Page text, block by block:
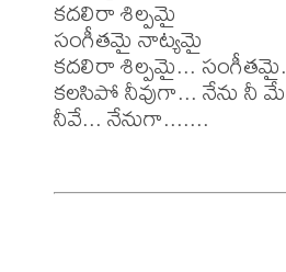
కదలిరా శిల్పమై
సంగీతమై నాట్యమై
కదలిరా శిల్పమై...
కలసిపో నీవుగా... నేను నీ
నీవే... నేనుగా.......